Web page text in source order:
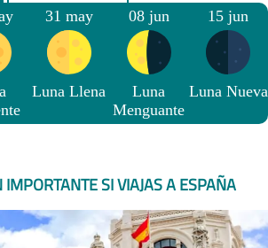
31 may
Luna Llena
08 jun
Luna
Menguante
15 jun
Luna Nueva
SI VIAJAS A ESPAÑA